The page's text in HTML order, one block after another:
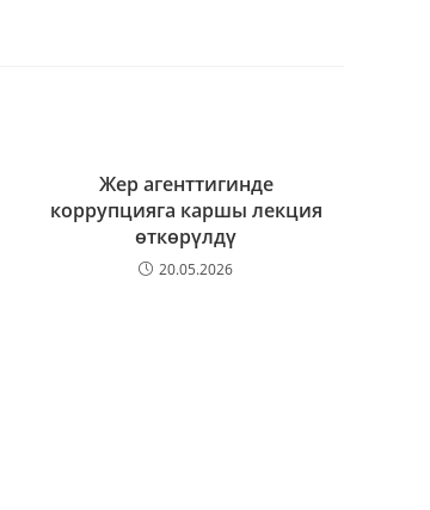
Жер агенттигинде
коррупцияга каршы лекция
өткөрүлдү
20.05.2026